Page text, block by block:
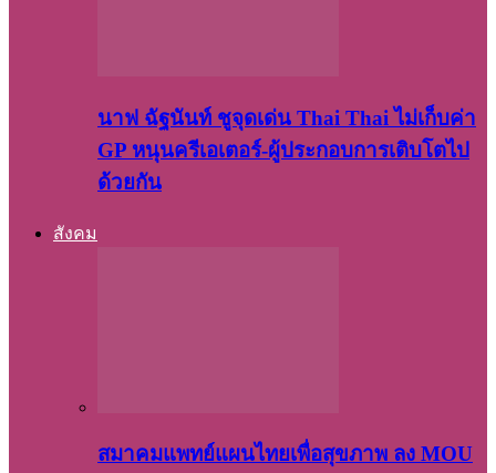
นาฟ ฉัฐนันท์ ชูจุดเด่น Thai Thai ไม่เก็บค่า
GP หนุนครีเอเตอร์-ผู้ประกอบการเติบโตไป
ด้วยกัน
สังคม
สมาคมแพทย์แผนไทยเพื่อสุขภาพ ลง MOU